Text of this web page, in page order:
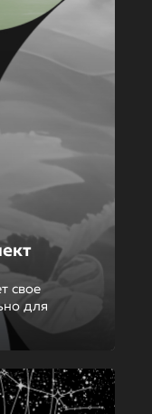
свое
для